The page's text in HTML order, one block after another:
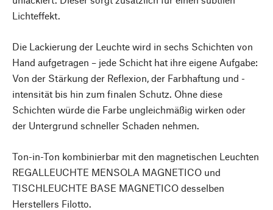
Lichteffekt.
Die Lackierung der Leuchte wird in sechs Schichten von
Hand aufgetragen – jede Schicht hat ihre eigene Aufgabe:
Von der Stärkung der Reflexion, der Farbhaftung und -
intensität bis hin zum finalen Schutz. Ohne diese
Schichten würde die Farbe ungleichmäßig wirken oder
der Untergrund schneller Schaden nehmen.
Ton-in-Ton kombinierbar mit den magnetischen Leuchten
REGALLEUCHTE MENSOLA MAGNETICO und
TISCHLEUCHTE BASE MAGNETICO desselben
Herstellers Filotto.